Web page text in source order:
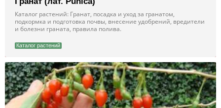
Каталог растений: Гранат, посадка и уход за гранатом,
подкормка и подготовка почвы, внесение удобрений, вредители
и болезни граната, правила полива.
Каталог растений